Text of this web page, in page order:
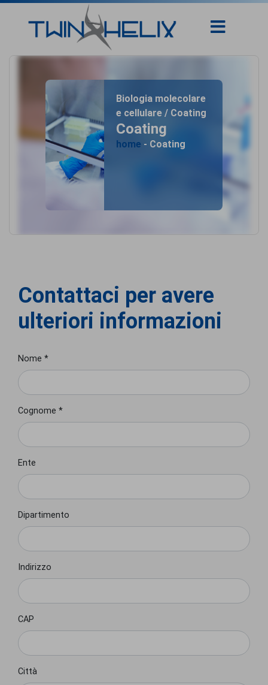
Biologia molecolare
e cellulare / Coating
Coating
home - Coating
Contattaci per avere
ulteriori informazioni
Nome *
Cognome *
Ente
Dipartimento
Indirizzo
CAP
Città